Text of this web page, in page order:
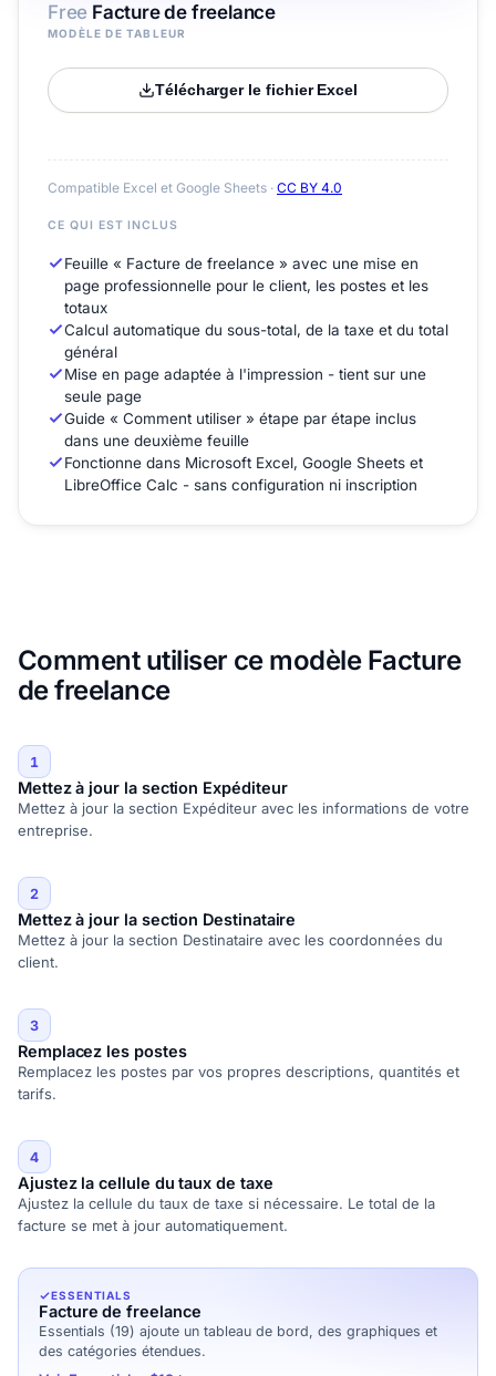
Free Facture de freelance
MODÈLE DE TABLEUR
Télécharger le fichier Excel
Compatible Excel et Google Sheets · CC BY 4.0
CE QUI EST INCLUS
Feuille « Facture de freelance » avec une mise en
page professionnelle pour le client, les postes et les
totaux
Calcul automatique du sous-total, de la taxe et du total
général
Mise en page adaptée à l'impression - tient sur une
seule page
Guide « Comment utiliser » étape par étape inclus
dans une deuxième feuille
Fonctionne dans Microsoft Excel, Google Sheets et
LibreOffice Calc - sans configuration ni inscription
Comment utiliser ce modèle Facture
de freelance
1
Mettez à jour la section Expéditeur
Mettez à jour la section Expéditeur avec les informations de votre
entreprise.
2
Mettez à jour la section Destinataire
Mettez à jour la section Destinataire avec les coordonnées du
client.
3
Remplacez les postes
Remplacez les postes par vos propres descriptions, quantités et
tarifs.
4
Ajustez la cellule du taux de taxe
Ajustez la cellule du taux de taxe si nécessaire. Le total de la
facture se met à jour automatiquement.
ESSENTIALS
Facture de freelance
Essentials (19) ajoute un tableau de bord, des graphiques et
des catégories étendues.